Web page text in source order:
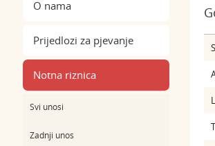
O nama
Prijedlozi za pjevanje
Notna riznica
Svi unosi
Zadnji unos